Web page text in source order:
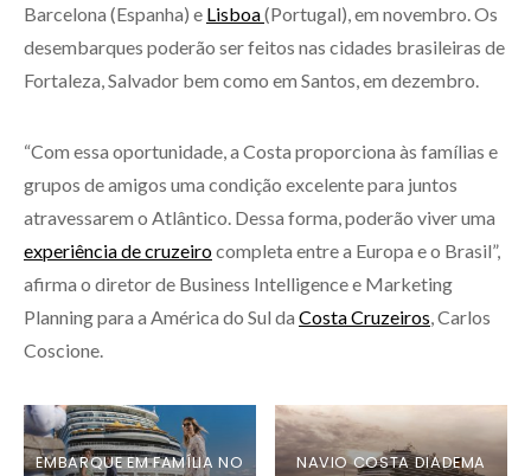
Barcelona (Espanha) e Lisboa(Portugal), em novembro. Os
desembarques poderão ser feitos nas cidades brasileiras de
Fortaleza, Salvador bem como em Santos, em dezembro.
“Com essa oportunidade, a Costa proporciona às famílias e
grupos de amigos uma condição excelente para juntos
atravessarem o Atlântico. Dessa forma, poderão viver uma
experiência de cruzeirocompleta entre a Europa e o Brasil”,
afirma o diretor de Business Intelligence e Marketing
Planning para a América do Sul da Costa Cruzeiros , Carlos
Coscione.
EMBARQUE EM FAMÍLIA NO
NAVIO COSTA DIADEMA